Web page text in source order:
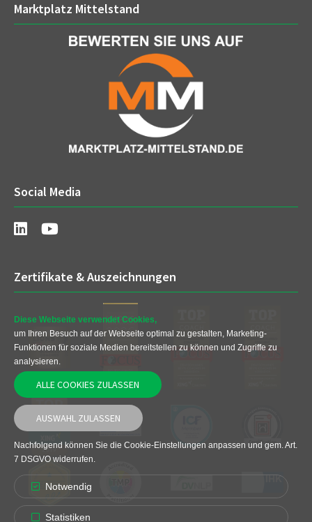
Marktplatz Mittelstand
Social Media
Zertifikate & Auszeichnungen
Diese Webseite verwendet Cookies,
um Ihren Besuch auf der Webseite optimal zu gestalten, Marketing-
Funktionen für soziale Medien bereitstellen zu können und Zugriffe zu
analysieren.
ALLE COOKIES ZULASSEN
AUSWAHL ZULASSEN
Nachfolgend können Sie die Cookie-Einstellungen anpassen und gem. Art.
7 DSGVO widerrufen.
Notwendig
Statistiken